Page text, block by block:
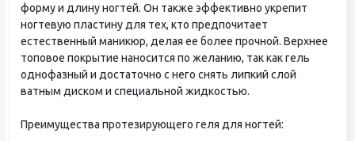
форму и длину ногтей. Он также эффективно укрепит
ногтевую пластину для тех, кто предпочитает
естественный маникюр, делая ее более прочной. Верхнее
топовое покрытие наносится по желанию, так как гель
однофазный и достаточно с него снять липкий слой
ватным диском и специальной жидкостью.
Преимущества протезирующего геля для ногтей: